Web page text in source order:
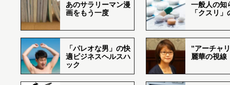
あのサラリーマン漫
画をもう一度
一般人の知
「クスリ
「パレオな男」の快
適ビジネスヘルスハ
ック
”アーチャ
麗華の視線